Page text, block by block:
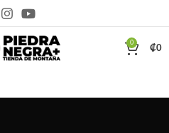
0
₡0
de tu vida